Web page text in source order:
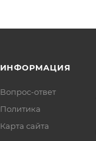
ИНФОРМАЦИЯ
Вопрос-ответ
Политика
Карта сайта